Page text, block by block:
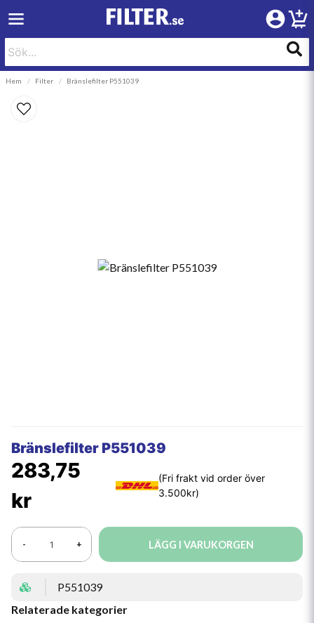
Hem Filter Bränslefilter P551039
Bränslefilter P551039
283,75
kr
- + LÄGG I VARUKORGEN
P551039
Relaterade kategorier